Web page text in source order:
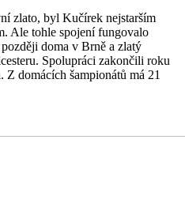
zlato, byl Kučírek nejstarším
Ale tohle spojení fungovalo
doma v Brně a zlatý
Spolupráci zakončili roku
Z domácích šampionátů má 21